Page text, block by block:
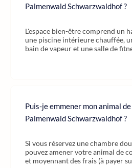
Palmenwald Schwarzwaldhof ?
L'espace bien-être comprend un
une piscine intérieure chauffée,
bain de vapeur et une salle de
Puis-je emmener mon animal
Palmenwald Schwarzwaldhof ?
Si vous réservez une chambre
pouvez amener votre animal de
et moyennant des frais (à payer